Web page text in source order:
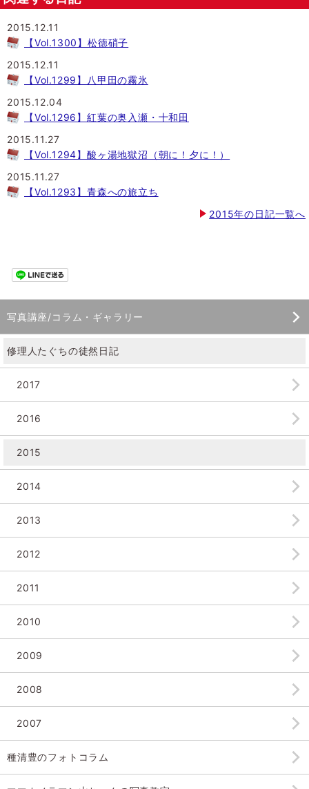
2015.12.11
【Vol.1300】松徳硝子
2015.12.11
【Vol.1299】八甲田の霧氷
2015.12.04
【Vol.1296】紅葉の奥入瀬・十和田
2015.11.27
【Vol.1294】酸ヶ湯地獄沼（朝に！夕に！）
2015.11.27
【Vol.1293】青森への旅立ち
2015年の日記一覧へ
写真講座/コラム・ギャラリー
修理人たぐちの徒然日記
2017
2016
2015
2014
2013
2012
2011
2010
2009
2008
2007
種清豊のフォトコラム